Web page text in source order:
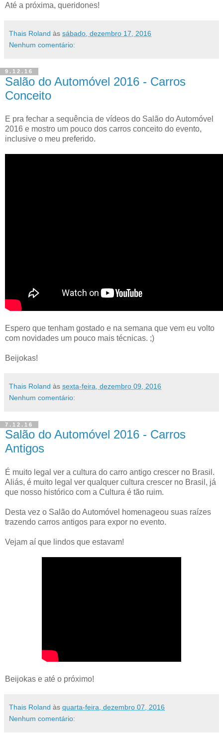
Até a próxima, queridones!
Thais Roland às sábado, dezembro 17, 2016
Nenhum comentário:
9.12.16
Salão do Automóvel 2016 - Carros
Conceito
E pra fechar a sequência de vídeos do Salão do Automóvel
2016 e mostro um pouco dos carros conceito do evento,
inclusive o meu preferido.
Espero que tenham gostado e na semana que vem eu volto
com novidades um pouco mais técnicas. ;)
Beijokas!
Thais Roland às sexta-feira, dezembro 09, 2016
Nenhum comentário:
7.12.16
Salão do Automóvel 2016 - Carros
Antigos
É muito legal ver a cultura do carro antigo crescer no Brasil.
Aliás, é muito legal ver qualquer cultura crescer no Brasil, já
que nosso histórico com a Cultura é tão ruim.
Desta vez o Salão do Automóvel homenageou suas raízes
trazendo carros antigos para expor no evento.
Vejam aí que lindos que estavam!
Beijokas e até o próximo!
Thais Roland às quarta-feira, dezembro 07, 2016
Nenhum comentário: